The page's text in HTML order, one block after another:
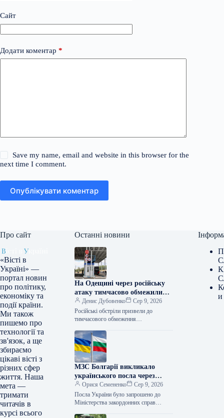
Сайт
Додати коментар *
Save my name, email and website in this browser for the
next time I comment.
Опублікувати коментар
Про сайт
«Вісті в
Україні» —
портал новин
про політику,
економіку та
події країни.
Ми також
пишемо про
технології та
зв'язок, а ще
збираємо
цікаві вісті з
різних сфер
життя. Наша
мета —
тримати
читачів в
курсі всього
Останні новини
На Одещині через російську
атаку тимчасово обмежили
проїзд до пунктів пропуску на
кордоні з Молдовою
Денис Дубовенко
Сер 9, 2026
Російські обстріли призвели до
тимчасового обмеження
ділянці автошляху «Одеса – Рені»,
унеможливлюючи дістатися до деяких
пунктів…
МЗС Болгарії викликало
українського посла через
інцидент із дроном,
повідомляють ЗМІ
Орися Семененко
Сер 9, 2026
Посла України було запрошено до
Міністерства закордонних справ
и